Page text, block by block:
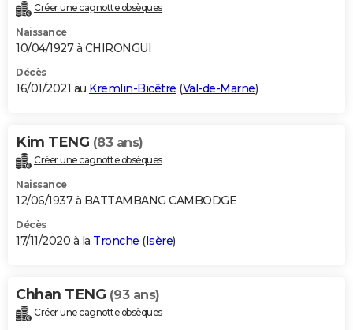
Créer une cagnotte obsèques
Naissance
10/04/1927 à CHIRONGUI
Décès
16/01/2021 au Kremlin-Bicêtre (Val-de-Marne)
Kim TENG (83 ans)
Créer une cagnotte obsèques
Naissance
12/06/1937 à BATTAMBANG CAMBODGE
Décès
17/11/2020 à la Tronche (Isère)
Chhan TENG (93 ans)
Créer une cagnotte obsèques